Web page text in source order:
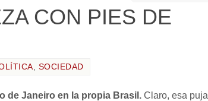
CON PIES DE
, SOCIEDAD
de Janeiro en la propia Brasil. Claro, esa puja